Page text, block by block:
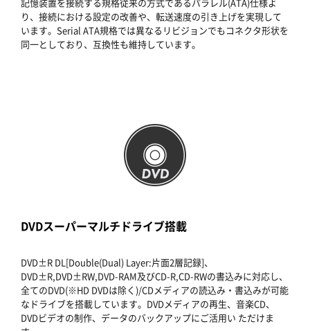
り、接続における設定の改善や、転送速度の引き上げを実現して
います。Serial ATA規格では異なるリビジョンでもコネクタ形状を
同一としており、互換性も維持しています。
DVDスーパーマルチドライブ搭載
DVD±R DL[Double(Dual) Layer:片面2層記録]、
DVD±R,DVD±RW,DVD-RAM及びCD-R,CD-RWの書込みに対応し、
全てのDVD(※HD DVDは除く)/CDメディアの読込み・書込みが可能
なドライブを搭載しています。DVDメディアの再生、音楽CD、
DVDビデオの制作、データのバックアップにご活用い ただけま